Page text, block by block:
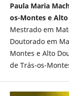
Paula Maria
os-Montes e
Mestrado em
Doutorado em
Montes e Alto
de Trás-os-